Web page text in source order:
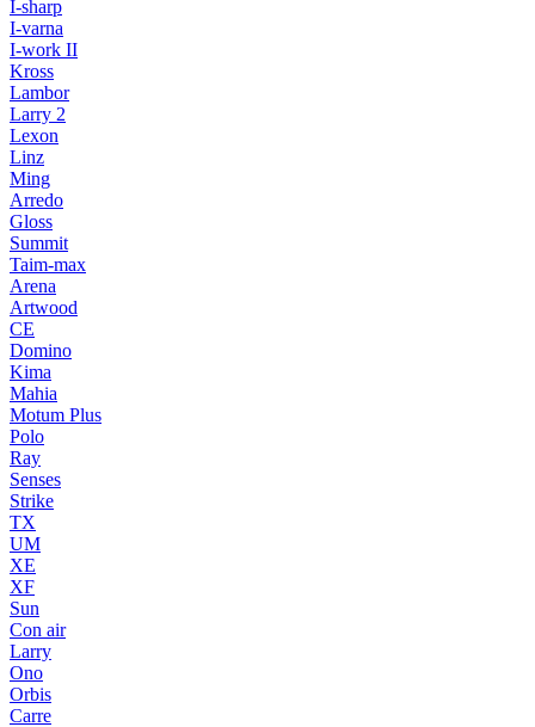
I-sharp
I-varna
I-work II
Kross
Lambor
Larry 2
Lexon
Linz
Ming
Arredo
Gloss
Summit
Taim-max
Arena
Artwood
CE
Domino
Kima
Mahia
Motum Plus
Polo
Ray
Senses
Strike
TX
UM
XE
XF
Sun
Con air
Larry
Ono
Orbis
Carre